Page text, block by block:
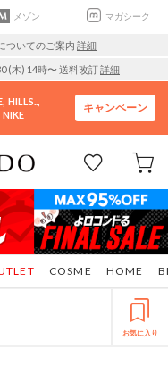
メゾン マガシーク
ついてのご案内 詳細
(木) 14時〜 送料改訂詳細
HILLS..
NIKE
キャンペーン
COSME HOME
お気に入り